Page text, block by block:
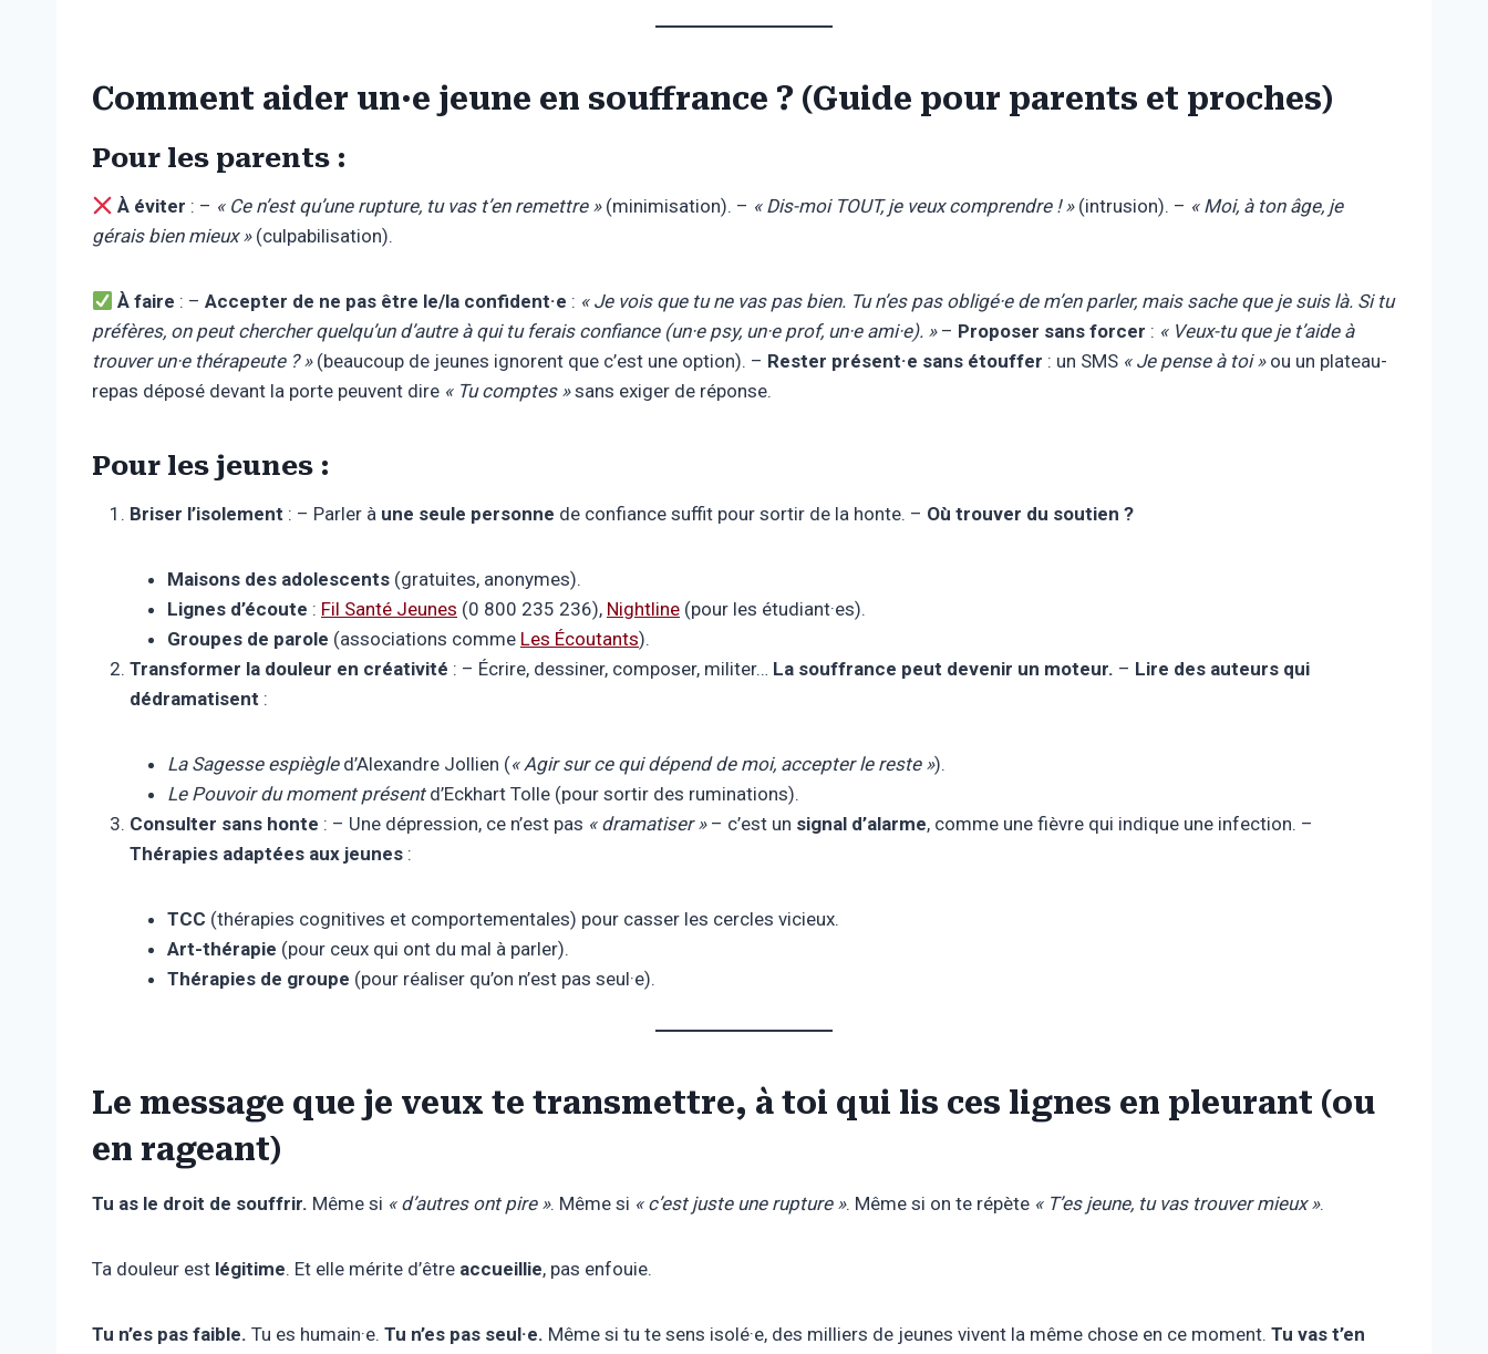
Comment aider un·e jeune en souffrance ? (Guide pour parents et proches)
Pour les parents :
À éviter : – « Ce n’est qu’une rupture, tu vas t’en remettre »(minimisation). – « Dis-moi TOUT, je veux comprendre ! »(intrusion). – « Moi, à ton âge, je
gérais bien mieux »(culpabilisation).
À faire : –Accepter de ne pas être le/la confident·e : « Je vois que tu ne vas pas bien. Tu n’es pas obligé·e de m’en parler, mais sache que je suis là. Si tu
préfères, on peut chercher quelqu’un d’autre à qui tu ferais confiance (un·e psy, un·e prof, un·e ami·e). »– Proposer sans forcer : « Veux-tu que je t’aide à
trouver un·e thérapeute ? »(beaucoup de jeunes ignorent que c’est une option). – Rester présent·e sans étouffer : un SMS « Je pense à toi »ou un plateau-
repas déposé devant la porte peuvent dire « Tu comptes »sans exiger de réponse.
Pour les jeunes :
Briser l’isolement : – Parler à une seule personne de confiance suffit pour sortir de la honte. – Où trouver du soutien ?
Maisons des adolescents (gratuites, anonymes).
Lignes d’écoute : Fil Santé Jeunes (0 800 235 236), Nightline (pour les étudiant·es).
Groupes de parole (associations comme Les Écoutants).
Transformer la douleur en créativité : – Écrire, dessiner, composer, militer… La souffrance peut devenir un moteur. – Lire des auteurs qui
dédramatisent :
La Sagesse espiègled’Alexandre Jollien (« Agir sur ce qui dépend de moi, accepter le reste »).
Le Pouvoir du moment présentd’Eckhart Tolle (pour sortir des ruminations).
Consulter sans honte : – Une dépression, ce n’est pas « dramatiser »– c’est un signal d’alarme, comme une fièvre qui indique une infection. –
Thérapies adaptées aux jeunes :
TCC (thérapies cognitives et comportementales) pour casser les cercles vicieux.
Art-thérapie (pour ceux qui ont du mal à parler).
Thérapies de groupe (pour réaliser qu’on n’est pas seul·e).
Le message que je veux te transmettre, à toi qui lis ces lignes en pleurant (ou
en rageant)
Tu as le droit de souffrir. Même si « d’autres ont pire ». Même si « c’est juste une rupture ». Même si on te répète « T’es jeune, tu vas trouver mieux ».
Ta douleur est légitime. Et elle mérite d’être accueillie, pas enfouie.
Tu n’es pas faible. Tu es humain·e. Tu n’es pas seul·e. Même si tu te sens isolé·e, des milliers de jeunes vivent la même chose en ce moment. Tu vas t’en